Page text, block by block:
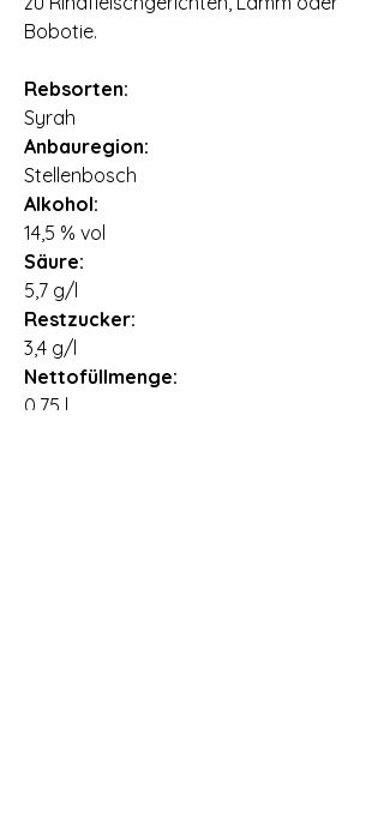
Bobotie.
Rebsorten:
Syrah
Anbauregion:
Stellenbosch
Alkohol:
14,5 % vol
Säure:
5,7 g/l
Restzucker:
3,4 g/l
Nettofüllmenge:
0,75 l